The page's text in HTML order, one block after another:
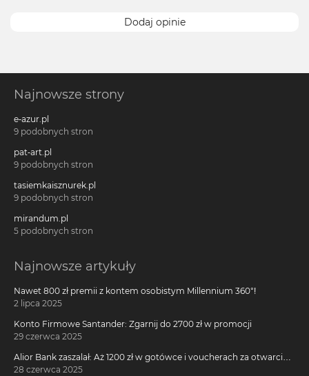
Dodaj opinie
Najnowsze strony
e-azur.pl
9 podobnych stron
pat-art.pl
9 podobnych stron
tasiemkaisznurek.pl
9 podobnych stron
mirandum.pl
5 podobnych stron
Najnowsze artykuły
Nawet 800 zł premii z kontem osobistym Millennium 360°!
2 lipca 2025
Konto Firmowe Santander: Zgarnij do 2700 zł w promocji
29 czerwca 2025
Alior Bank zaszalał: Aż 1200 zł w gotówce i voucherach za otwarcie
darmowego konta!
28 czerwca 2025